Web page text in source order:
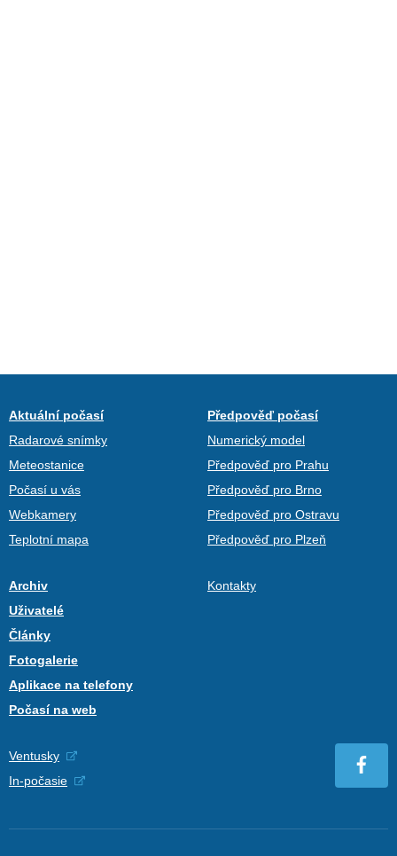
Aktuální počasí
Radarové snímky
Meteostanice
Počasí u vás
Webkamery
Teplotní mapa
Předpověď počasí
Numerický model
Předpověď pro Prahu
Předpověď pro Brno
Předpověď pro Ostravu
Předpověď pro Plzeň
Archiv
Uživatelé
Články
Fotogalerie
Aplikace na telefony
Počasí na web
Kontakty
Ventusky
In-počasie